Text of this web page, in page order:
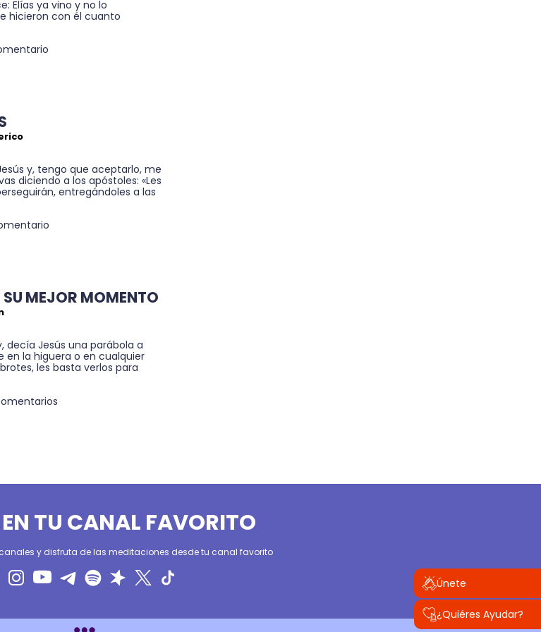
Elías ya vino y no lo
hicieron con él cuanto
y, tengo que aceptarlo, me
diciendo a los apóstoles: «Les
entregándoles a las
SU MEJOR MOMENTO
decía Jesús una parábola a
en la higuera o en cualquier
les basta verlos para
TU CANAL FAVORITO
y disfruta de las meditaciones desde tu canal favorito
Únete
¿Quiéres Ayudar?